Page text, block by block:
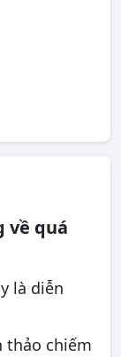
về quá
là diễn
thảo chiếm